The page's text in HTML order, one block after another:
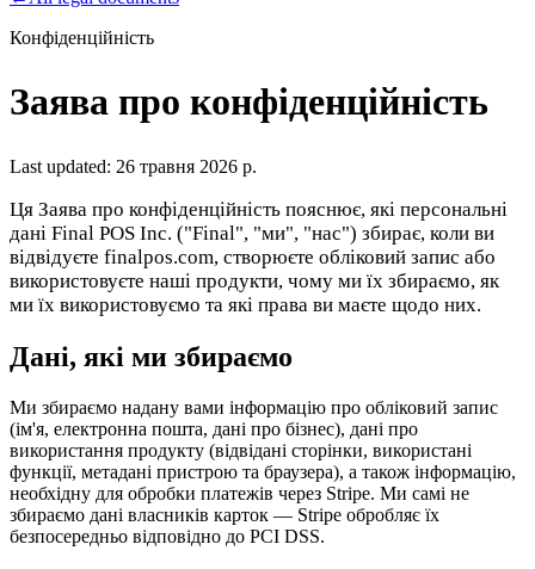
Merchant Hub Manage your business
Organization Tools Build Create unique checkout flows
Distribute your POS creations Code
Add
custom capabilities
Flows
Hardware
Для продавцівBuild a custom POS for your business
реселерівLaunch and monetize a branded POS
Use Cases
Конфіденційність
Заява про конфіденційність
Last updated: 26 травня 2026 р.
Ця Заява про конфіденційність пояснює, які персональні
дані Final POS Inc. ("Final", "ми", "нас") збирає, коли ви
відвідуєте finalpos.com, створюєте обліковий запис або
використовуєте наші продукти, чому ми їх збираємо, як
ми їх використовуємо та які права ви маєте щодо них.
Дані, які ми збираємо
Ми збираємо надану вами інформацію про обліковий запис
(ім'я, електронна пошта, дані про бізнес), дані про
використання продукту (відвідані сторінки, використані
функції, метадані пристрою та браузера), а також інформацію,
необхідну для обробки платежів через Stripe. Ми самі не
збираємо дані власників карток — Stripe обробляє їх
безпосередньо відповідно до PCI DSS.